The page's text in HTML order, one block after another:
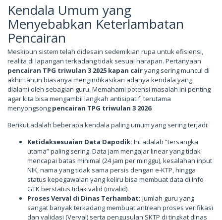
Kendala Umum yang
Menyebabkan Keterlambatan
Pencairan
Meskipun sistem telah didesain sedemikian rupa untuk efisiensi,
realita di lapangan terkadang tidak sesuai harapan. Pertanyaan
pencairan TPG triwulan 3 2025 kapan cairyang sering muncul di
akhir tahun biasanya mengindikasikan adanya kendala yang
dialami oleh sebagian guru. Memahami potensi masalah ini penting
agar kita bisa mengambil langkah antisipatif, terutama
menyongsong pencairan TPG triwulan 3 2026.
Berikut adalah beberapa kendala paling umum yang sering terjadi:
Ketidaksesuaian Data Dapodik: Ini adalah “tersangka
utama” paling sering. Data jam mengajar linear yang tidak
mencapai batas minimal (24 jam per minggu), kesalahan input
NIK, nama yang tidak sama persis dengan e-KTP, hingga
status kepegawaian yang keliru bisa membuat data di Info
GTK berstatus tidak valid (invalid).
Proses Verval di Dinas Terhambat: Jumlah guru yang
sangat banyak terkadang membuat antrean proses verifikasi
dan validasi (Verval) serta pengusulan SKTP di tingkat dinas